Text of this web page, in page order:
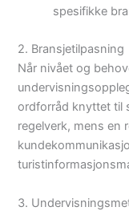
spesifikke
2. Bransjetilpasning
Når nivået og
ordforråd knyttet til
regelverk, mens en
3.